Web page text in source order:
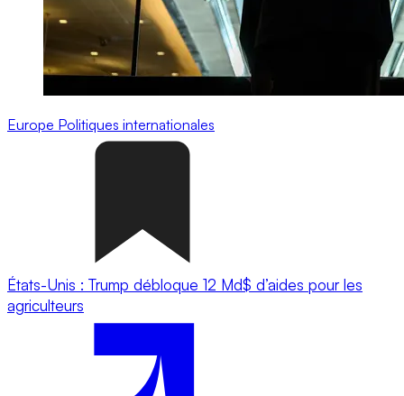
Europe Politiques internationales
États-Unis : Trump débloque 12 Md$ d’aides pour les
agriculteurs